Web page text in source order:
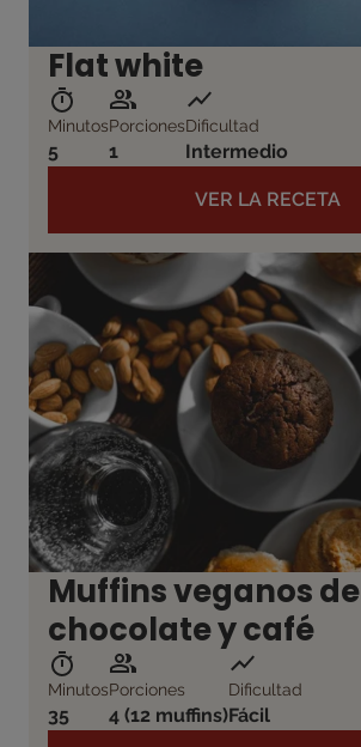
Flat white
Minutos
5
Porciones
1
Dificultad
Intermedio
VER LA RECETA
Muffins veganos de
chocolate y café
Minutos
35
Porciones
4 (12 muffins)
Dificultad
Fácil